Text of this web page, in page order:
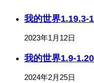
我的世界1.19.3-
2023年1月12日
我的世界1.9-
2024年2月25日